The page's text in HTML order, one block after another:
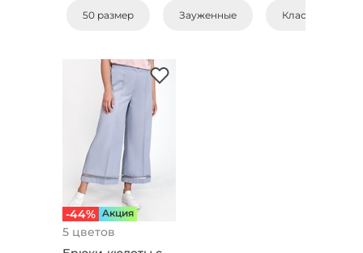
50 размер Зауженные Классические
-44% Aкция
5 цветов